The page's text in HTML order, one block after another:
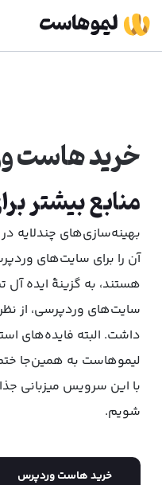
خرید هاست
منابع بیشتر
بهینه‌سازی‌های چندلایه
آن را برای سایت‌های
هستند، به گزینۀ ایده
سایت‌های وردپرسی، از
داشت. البته فایده‌های
لیموهاست به همین‌جا ختم
با این سرویس میزبانی
شویم.
خرید هاست وردپرس